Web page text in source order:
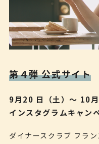
第４弾 公式サイト
9月20 日（土）～ 10月
インスタグラムキャン
ダイナースクラブ フラ